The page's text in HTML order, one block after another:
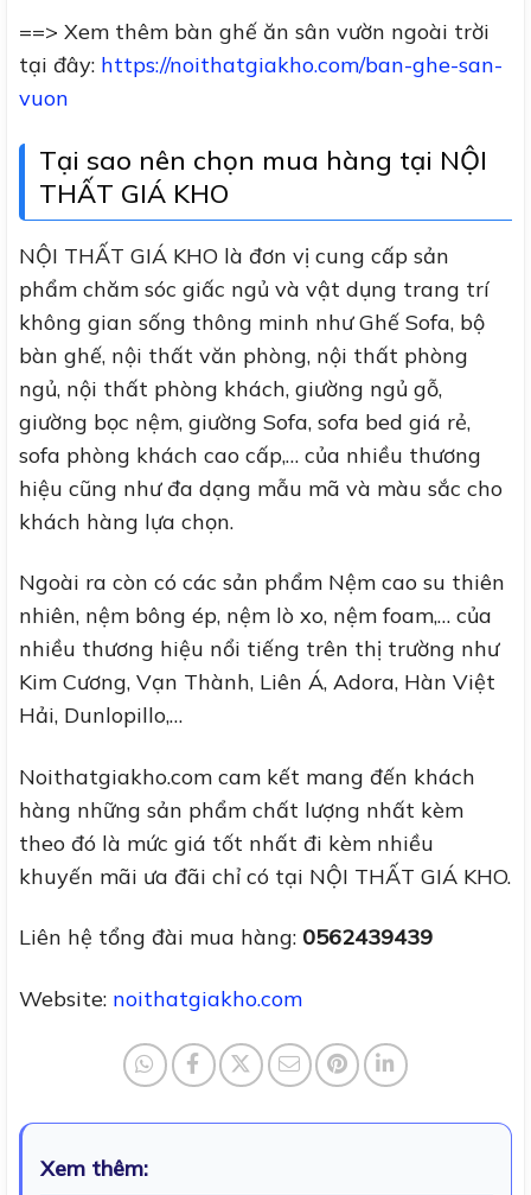
==> Xem thêm bàn ghế ăn sân vườn ngoài trời
tại đây: https://noithatgiakho.com/ban-ghe-san-
vuon
Tại sao nên chọn mua hàng tại NỘI
THẤT GIÁ KHO
NỘI THẤT GIÁ KHO là đơn vị cung cấp sản
phẩm chăm sóc giấc ngủ và vật dụng trang trí
không gian sống thông minh như Ghế Sofa, bộ
bàn ghế, nội thất văn phòng, nội thất phòng
ngủ, nội thất phòng khách, giường ngủ gỗ,
giường bọc nệm, giường Sofa, sofa bed giá rẻ,
sofa phòng khách cao cấp,… của nhiều thương
hiệu cũng như đa dạng mẫu mã và màu sắc cho
khách hàng lựa chọn.
Ngoài ra còn có các sản phẩm Nệm cao su thiên
nhiên, nệm bông ép, nệm lò xo, nệm foam,… của
nhiều thương hiệu nổi tiếng trên thị trường như
Kim Cương, Vạn Thành, Liên Á, Adora, Hàn Việt
Hải, Dunlopillo,…
Noithatgiakho.com cam kết mang đến khách
hàng những sản phẩm chất lượng nhất kèm
theo đó là mức giá tốt nhất đi kèm nhiều
khuyến mãi ưa đãi chỉ có tại NỘI THẤT GIÁ KHO.
Liên hệ tổng đài mua hàng: 0562439439
Website: noithatgiakho.com
Xem thêm: